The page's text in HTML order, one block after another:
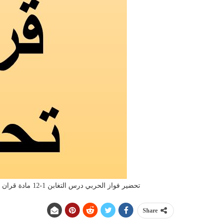
تحضير فواز الحربي درس التغابن 1-12 مادة قران تحفيظ الصف الثالث الابتدائي الفصل الدراسى الاول 1442 هـ
Share